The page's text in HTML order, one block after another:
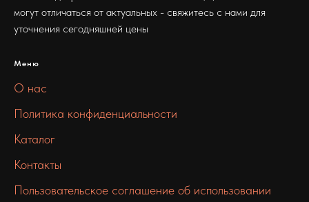
могут отличаться от актуальных - свяжитесь с нами для
уточнения сегодняшней цены
Меню
О нас
Политика конфиденциальности
Каталог
Контакты
Пользовательское соглашение об использовании